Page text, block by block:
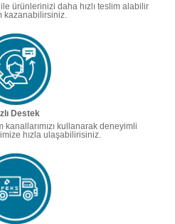
ürünlerinizi daha hızlı teslim alabilir
kazanabilirsiniz.
Destek
kullanarak deneyimli
hızla ulaşabilirisiniz.